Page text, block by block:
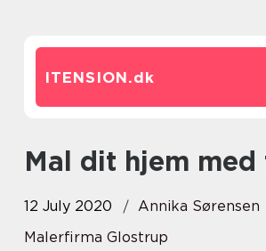
ITENSION.dk
Mal dit hjem
12 July 2020
Annika Sørensen
Malerfirma Glostrup